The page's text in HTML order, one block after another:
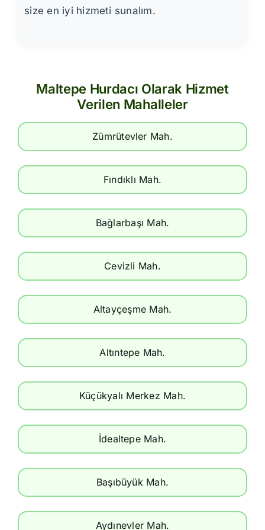
size en iyi hizmeti sunalım.
Maltepe Hurdacı Olarak Hizmet
Verilen Mahalleler
Zümrütevler Mah.
Fındıklı Mah.
Bağlarbaşı Mah.
Cevizli Mah.
Altayçeşme Mah.
Altıntepe Mah.
Küçükyalı Merkez Mah.
İdealtepe Mah.
Başıbüyük Mah.
Aydınevler Mah.